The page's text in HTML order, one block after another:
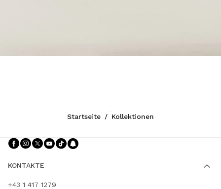
Startseite / Kollektionen
Folgen Sie uns facebook
Folgen Sie uns instagram
Folgen Sie uns twitter
Folgen Sie uns youtube
Folgen Sie uns tiktok
KONTAKTE
+43 1 417 1279